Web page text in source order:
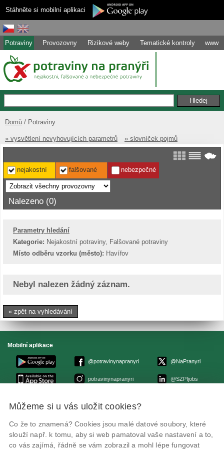
Stáhněte si mobilní aplikaci
Potraviny Provozovny Rizikové weby Tematické kontroly www
Domů Potraviny
» vysvětlení nevyhovujících parametrů » slovníček pojmů
nejakostní falšované nebezpečné
Nalezeno (0)
Parametry hledání
Kategorie: Nejakostní potraviny, Falšované potraviny
Místo odběru vzorku (město): Havířov
Nebyl nalezen žádný záznam.
« zpět na vyhledávání
Mobilní aplikace
@potravinynapranyri
potravinynapranyri
@NaPranyri
@SZPIjobs
© Státní zemědělská a potravinářská inspekce 2026
ID datové schránky: avraiqg
IČO: 75014149, DIČ: CZ75014149
Zásady ochrany soukromí
Nastavení cookies
Můžeme si u vás uložit cookies?
Co že to znamená? Cookies jsou malé datové soubory, které
slouží např. k tomu, aby si web pamatoval vaše nastavení a to,
co vás zajímá, řádně se vám zobrazil a mohl lépe fungovat